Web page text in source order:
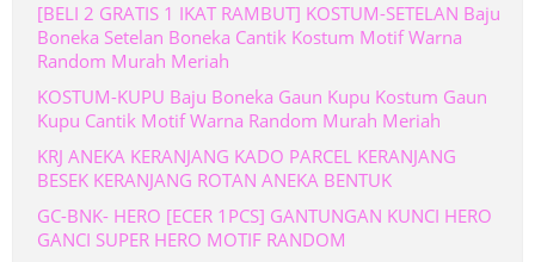
[BELI 2 GRATIS 1 IKAT RAMBUT] KOSTUM-SETELAN Baju
Boneka Setelan Boneka Cantik Kostum Motif Warna
Random Murah Meriah
KOSTUM-KUPU Baju Boneka Gaun Kupu Kostum Gaun
Kupu Cantik Motif Warna Random Murah Meriah
KRJ ANEKA KERANJANG KADO PARCEL KERANJANG
BESEK KERANJANG ROTAN ANEKA BENTUK
GC-BNK- HERO [ECER 1PCS] GANTUNGAN KUNCI HERO
GANCI SUPER HERO MOTIF RANDOM